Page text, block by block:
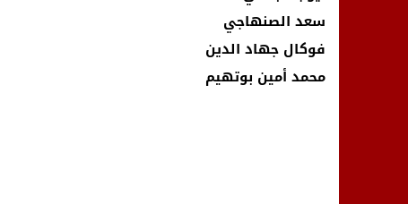
سعد الصنهاجي
فوكال جهاد الدين
محمد أمين بوتهيم